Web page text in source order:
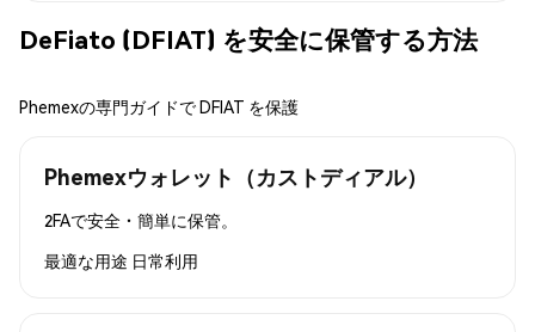
DeFiato (DFIAT) を安全に保管する方法
Phemexの専門ガイドで DFIAT を保護
Phemexウォレット（カストディアル）
2FAで安全・簡単に保管。
最適な用途 日常利用